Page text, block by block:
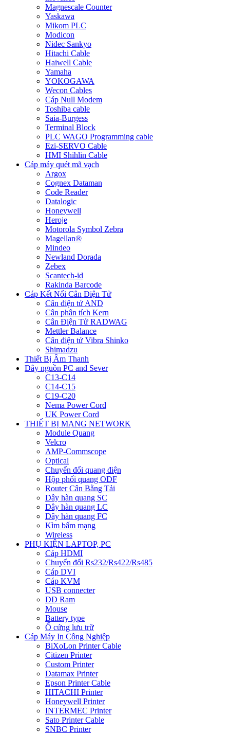
Magnescale Counter
Yaskawa
Mikom PLC
Modicon
Nidec Sankyo
Hitachi Cable
Haiwell Cable
Yamaha
YOKOGAWA
Wecon Cables
Cáp Null Modem
Toshiba cable
Saia-Burgess
Terminal Block
PLC WAGO Programming cable
Ezi-SERVO Cable
HMI Shihlin Cable
Cáp máy quét mã vạch
Argox
Cognex Dataman
Code Reader
Datalogic
Honeywell
Heroje
Motorola Symbol Zebra
Magellan®
Mindeo
Newland Dorada
Zebex
Scantech-id
Rakinda Barcode
Cáp Kết Nối Cân Điện Tử
Cân điện tử AND
Cân phân tích Kern
Cân Điện Tử RADWAG
Mettler Balance
Cân điện tử Vibra Shinko
Shimadzu
Thiết Bị Âm Thanh
Dây nguồn PC and Sever
C13-C14
C14-C15
C19-C20
Nema Power Cord
UK Power Cord
THIẾT BỊ MẠNG NETWORK
Module Quang
Velcro
AMP-Commscope
Optical
Chuyển đổi quang điện
Hộp phối quang ODF
Router Cân Bằng Tải
Dây hàn quang SC
Dây hàn quang LC
Dây hàn quang FC
Kìm bấm mạng
Wireless
PHỤ KIỆN LAPTOP, PC
Cáp HDMI
Chuyển đổi Rs232/Rs422/Rs485
Cáp DVI
Cáp KVM
USB connecter
DD Ram
Mouse
Battery type
Ổ cứng lưu trữ
Cáp Máy In Công Nghiệp
BiXoLon Printer Cable
Citizen Printer
Custom Printer
Datamax Printer
Epson Printer Cable
HITACHI Printer
Honeywell Printer
INTERMEC Printer
Sato Printer Cable
SNBC Printer